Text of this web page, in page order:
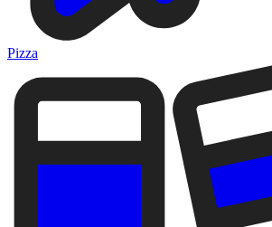
Pizza